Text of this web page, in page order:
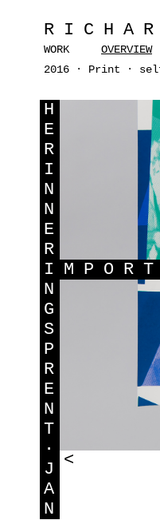
WORK OVERVIEW
2016 · Print ·
H
E
R
I
N
N
E
R
I
N
G
S
P
R
E
N
T
·
J
A
N
<